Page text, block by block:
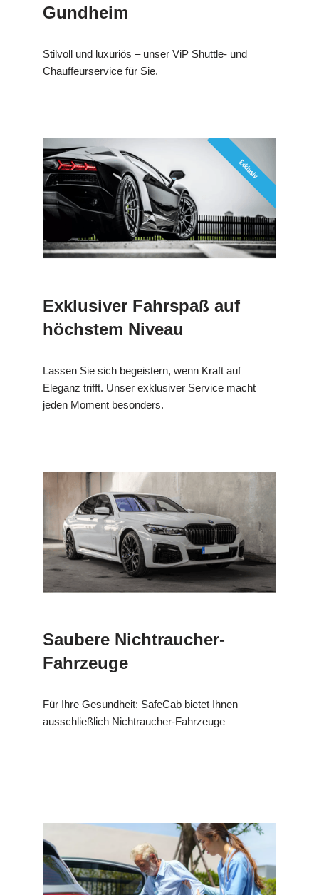
Gundheim
Stilvoll und luxuriös – unser ViP Shuttle- und
Chauffeurservice für Sie.
Exklusiver Fahrspaß auf
höchstem Niveau
Lassen Sie sich begeistern, wenn Kraft auf
Eleganz trifft. Unser exklusiver Service macht
jeden Moment besonders.
Saubere Nichtraucher-
Fahrzeuge
Für Ihre Gesundheit: SafeCab bietet Ihnen
ausschließlich Nichtraucher-Fahrzeuge